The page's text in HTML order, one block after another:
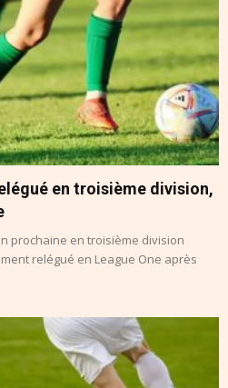
en troisième division,
prochaine en troisième division
relégué en League One après